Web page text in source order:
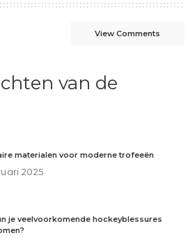
View Comments
van de
materialen voor moderne trofeeën
2025
je veelvoorkomende hockeyblessures